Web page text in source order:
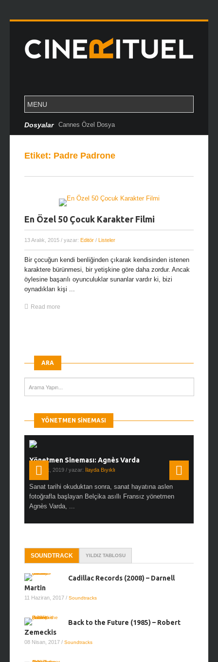
Dosyalar Cannes Özel Dosya
Etiket: Padre Padrone
En Özel 50 Çocuk Karakter Filmi
13 Aralık, 2015 / yazar: Editör / Listeler
Bir çocuğun kendi benliğinden çıkarak kendisinden istenen
karaktere bürünmesi, bir yetişkine göre daha zordur. Ancak
öylesine başarılı oyunculuklar sunanlar vardır ki, bizi
oynadıkları kişi ...
Read more
ARA
YÖNETMEN SINEMASI
Yönetmen Sineması: Agnès Varda
19 Ocak, 2019 / yazar: İlayda Bıyıklı
Sanat tarihi okuduktan sonra, sanat hayatına aslen
fotoğrafla başlayan Belçika asıllı Fransız yönetmen
Agnès Varda, ...
SOUNDTRACK YILDIZ TABLOSU
Cadillac Records (2008) – Darnell
Martin
11 Haziran, 2017 / Soundtracks
Back to the Future (1985) – Robert
Zemeckis
08 Nisan, 2017 / Soundtracks